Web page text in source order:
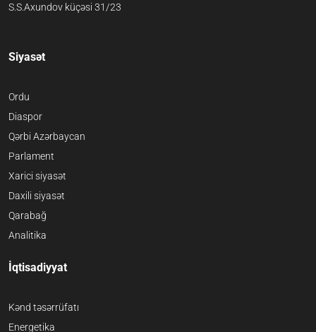
S.S.Axundov küçəsi 31/23
Siyasət
Ordu
Diaspor
Qərbi Azərbaycan
Parlament
Xarici siyasət
Daxili siyasət
Qarabağ
Analitika
İqtisadiyyat
Kənd təsərrüfatı
Energetika